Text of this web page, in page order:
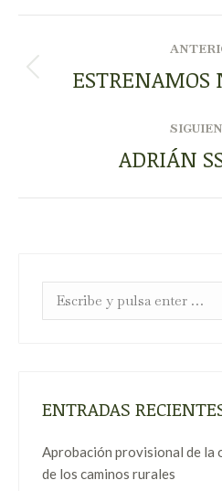
ENTREESTRENAMOS
ADRIÁN
Buscar:
ENTRADAS
Aprobación provisional de la
de los caminos rurales